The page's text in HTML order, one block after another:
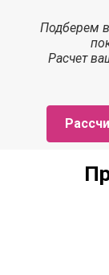
Подберем
Расчет